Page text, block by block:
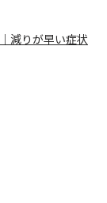
減りが早い症状